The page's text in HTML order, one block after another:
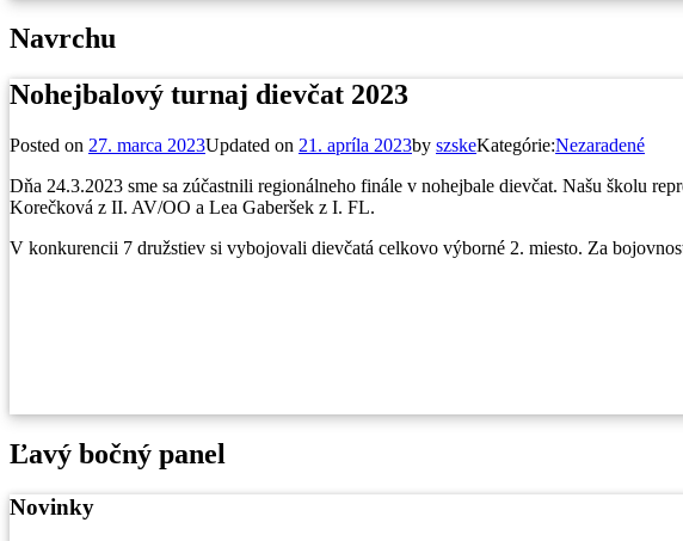
Navrchu
Nohejbalový turnaj dievčat 2023
Posted on 27. marca 2023Updated on 21. apríla 2023by szskeKategórie:Nezaradené
Dňa 24.3.2023 sme sa zúčastnili regionálneho finále v nohejbale dievčat. Našu školu
Korečková z II. AV/OO a Lea Gaberšek z I. FL.
V konkurencii 7 družstiev si vybojovali dievčatá celkovo výborné 2. miesto. Za
Ľavý bočný panel
Novinky